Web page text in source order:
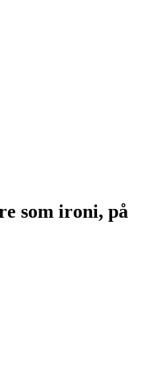
som ironi, på